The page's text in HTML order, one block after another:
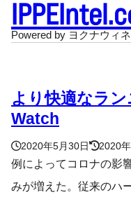
Powered by ヨクナウィ
より快適なラ
Watch
2020年5月30日 2020
例によってコロナの影
みが増えた。従来のハ